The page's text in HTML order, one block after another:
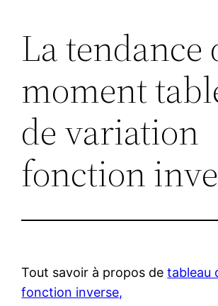
La tendance
moment
de variation
fonction
Tout savoir à propos detableau
fonction inverse,